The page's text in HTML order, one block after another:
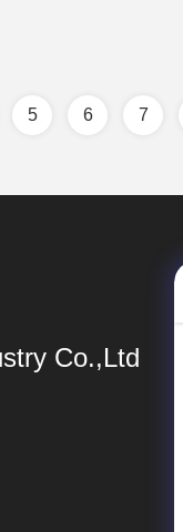
5 6 7
Co.,Ltd